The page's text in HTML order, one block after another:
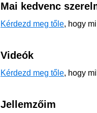
Mai kedvenc
Kérdezd meg tőle, hogy
Videók
Kérdezd meg tőle, hogy
Jellemzőim